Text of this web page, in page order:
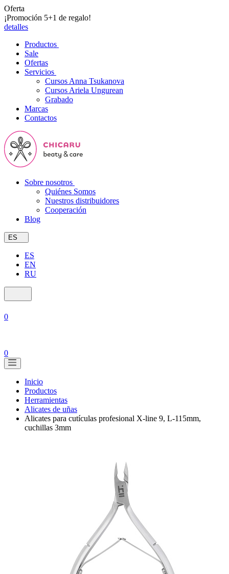
Oferta
¡Promoción 5+1 de regalo!
detalles
Productos
Sale
Ofertas
Servicios
Cursos Anna Tsukanova
Cursos Ariela Ungurean
Grabado
Marcas
Contactos
Sobre nosotros
Quiénes Somos
Nuestros distribuidores
Cooperación
Blog
ES
ES
EN
RU
0
0
Inicio
Productos
Herramientas
Alicates de uñas
Alicates para cutículas profesional X-line 9, L-115mm,
cuchillas 3mm